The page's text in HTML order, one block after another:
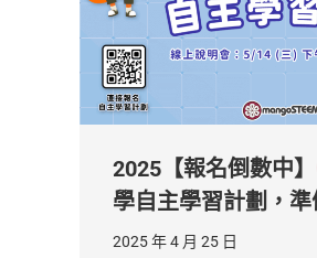
2025【報名倒數中】
學自主學習計劃，準
2025 年 4 月 25 日